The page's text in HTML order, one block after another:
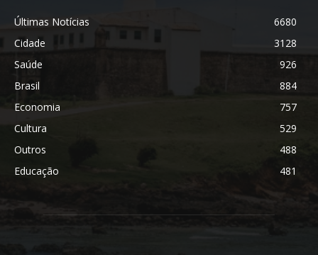
Últimas Notícias
6680
Cidade
3128
Saúde
926
Brasil
884
Economia
757
Cultura
529
Outros
488
Educação
481